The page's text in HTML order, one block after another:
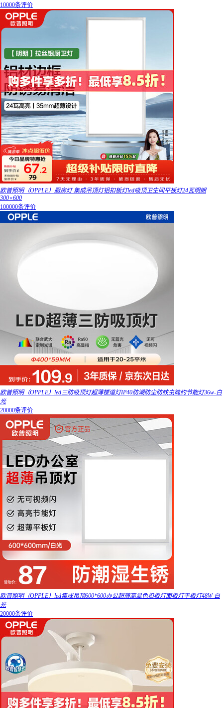
10000条评价
欧普照明（OPPLE）厨房灯 集成吊顶灯铝扣板灯led吸顶卫生间平板灯24瓦明朗
300×600
100000条评价
欧普照明（OPPLE）led三防吸顶灯超薄楼道灯IP40防潮防尘防蚊虫简约节能灯36w-白
光
20000条评价
欧普照明（OPPLE）led集成吊顶600*600办公超薄高显色扣板灯面板灯平板灯48W 白
光
20000条评价